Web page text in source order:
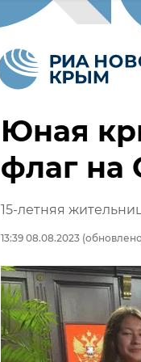
Юная
флаг на
15-летняя
13:39 08.08.2023